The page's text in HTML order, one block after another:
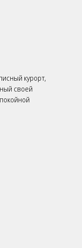
курорт,
своей